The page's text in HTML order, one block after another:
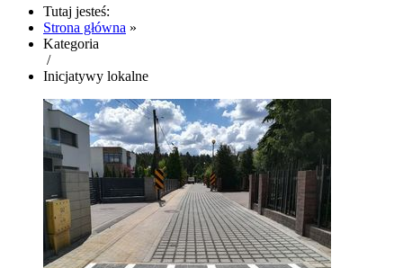
Tutaj jesteś:
Strona główna »
Kategoria
/
Inicjatywy lokalne